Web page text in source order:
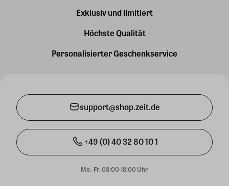
Exklusiv und limitiert
Höchste Qualität
Personalisierter Geschenkservice
support@shop.zeit.de
+49 (0) 40 32 80 10 1
Mo.-Fr. 08:00-18:00 Uhr